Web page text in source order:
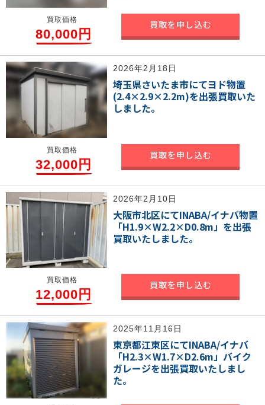
買取価格
80,000円
買取を申し込む
2026年2月18日
埼玉県さいたま市にてヨド物置
(2.4×2.9×2.2m)を出張買取いた
しました。
買取価格
32,000円
買取を申し込む
2026年2月10日
大阪市北区にてINABA/イナバ物置
「H1.9×W2.2×D0.8m」を出張
買取いたしました。
買取価格
12,000円
買取を申し込む
2025年11月16日
東京都江東区にてINABA/イナバ
「H2.3×W1.7×D2.6m」バイク
ガレージを出張買取いたしまし
た。